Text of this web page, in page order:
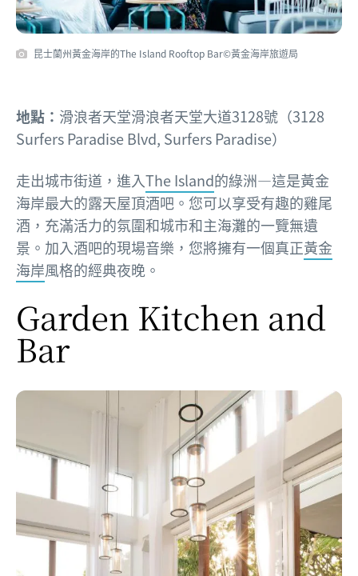
昆士蘭州黃金海岸的The Island Rooftop Bar©黃金海岸旅遊局
地點： 滑浪者天堂滑浪者天堂大道3128號（3128
Surfers Paradise Blvd, Surfers Paradise）
走出城市街道，進入The Island的綠洲—這是黃金
海岸最大的露天屋頂酒吧。您可以享受有趣的雞尾
酒，充滿活力的氛圍和城市和主海灘的一覽無遺
景。加入酒吧的現場音樂，您將擁有一個真正黃金
海岸風格的經典夜晚。
Garden Kitchen and
Bar